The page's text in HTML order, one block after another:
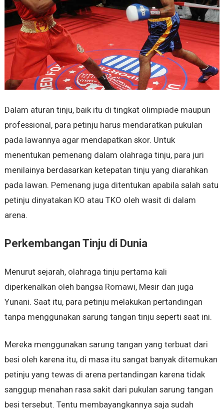
Dalam aturan tinju, baik itu di tingkat olimpiade maupun
professional, para petinju harus mendaratkan pukulan
pada lawannya agar mendapatkan skor. Untuk
menentukan pemenang dalam olahraga tinju, para juri
menilainya berdasarkan ketepatan tinju yang diarahkan
pada lawan. Pemenang juga ditentukan apabila salah satu
petinju dinyatakan KO atau TKO oleh wasit di dalam
arena.
Perkembangan Tinju di Dunia
Menurut sejarah, olahraga tinju pertama kali
diperkenalkan oleh bangsa Romawi, Mesir dan juga
Yunani. Saat itu, para petinju melakukan pertandingan
tanpa menggunakan sarung tangan tinju seperti saat ini.
Mereka menggunakan sarung tangan yang terbuat dari
besi oleh karena itu, di masa itu sangat banyak ditemukan
petinju yang tewas di arena pertandingan karena tidak
sanggup menahan rasa sakit dari pukulan sarung tangan
besi tersebut. Tentu membayangkannya saja sudah